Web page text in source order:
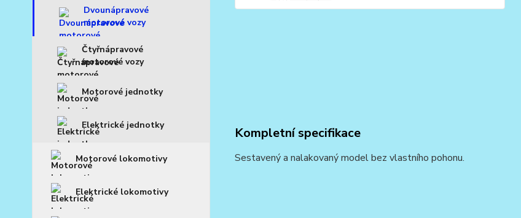
Dvounápravové
motorové vozy
Čtyřnápravové
motorové vozy
Motorové jednotky
Elektrické jednotky
Motorové lokomotivy
Elektrické lokomotivy
Kompletní specifikace
Sestavený a nalakovaný model bez vlastního pohonu.